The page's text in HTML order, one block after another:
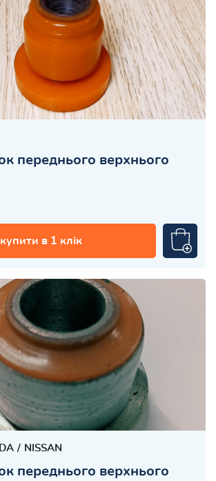
переднього верхнього
купити в 1 клік
NISSAN
переднього верхнього